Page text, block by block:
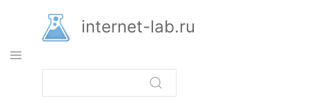
основному
содержанию
internet-lab.ru